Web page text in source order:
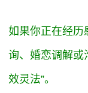
如果你正在经历
询、婚恋调解或
效灵法”。